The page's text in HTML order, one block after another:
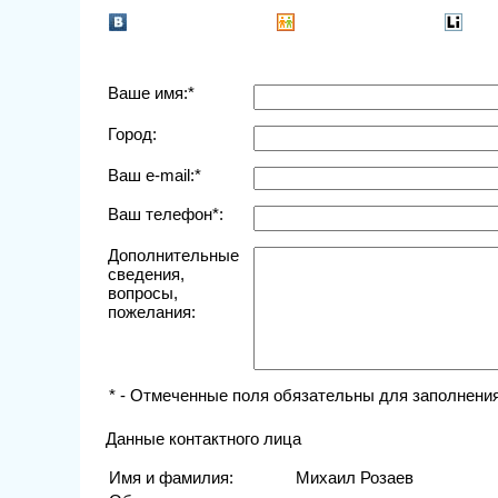
Ваше имя:*
Город:
Ваш e-mail:*
Ваш телефон*:
Дополнительные
сведения,
вопросы,
пожелания:
* - Отмеченные поля обязательны для
Данные контактного лица
Имя и фамилия:
Михаил Розаев